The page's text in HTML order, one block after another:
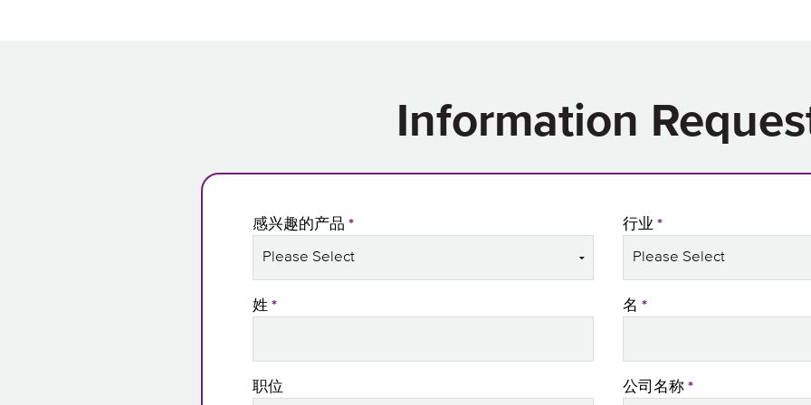
Information
感兴趣的产品 * 行业 *
姓 * 名 *
职位 公司名称 *